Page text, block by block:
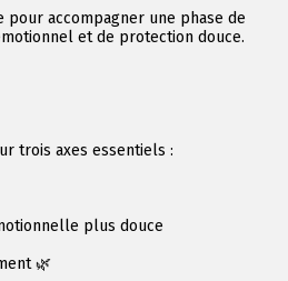
pour accompagner une phase de
et de protection douce.
trois axes essentiels :
plus douce
🌿